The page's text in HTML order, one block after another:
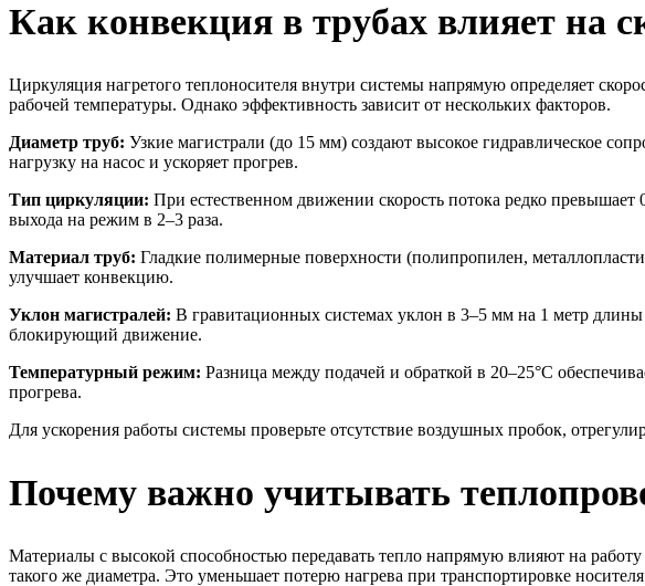
Как конвекция в трубах влияет на
Циркуляция нагретого теплоносителя внутри системы напрямую определяет
рабочей температуры. Однако эффективность зависит от нескольких факторов.
Диаметр труб: Узкие магистрали (до 15 мм) создают высокое гидравлическое
нагрузку на насос и ускоряет прогрев.
Тип циркуляции: При естественном движении скорость потока редко превышает
выхода на режим в 2–3 раза.
Материал труб: Гладкие полимерные поверхности (полипропилен,
улучшает конвекцию.
Уклон магистралей: В гравитационных системах уклон в 3–5 мм на 1 метр длины
блокирующий движение.
Температурный режим: Разница между подачей и обраткой в 20–25°C
прогрева.
Для ускорения работы системы проверьте отсутствие воздушных пробок,
Почему важно учитывать
Материалы с высокой способностью передавать тепло напрямую влияют на
такого же диаметра. Это уменьшает потерю нагрева при транспортировке